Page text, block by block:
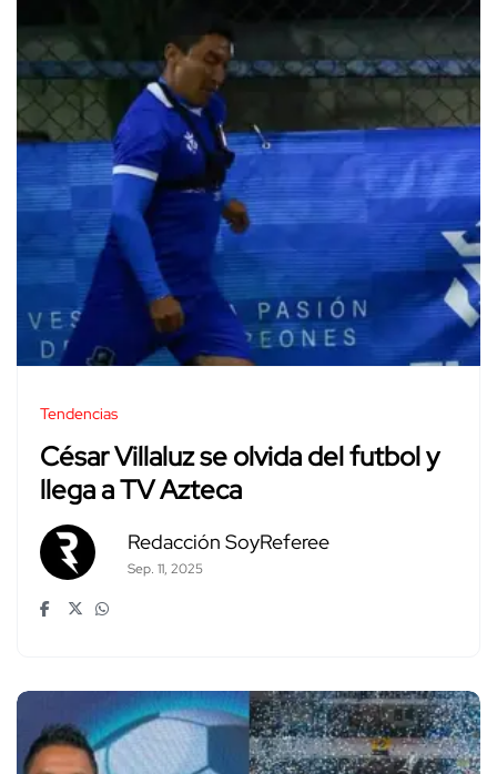
Tendencias
César Villaluz se olvida del futbol y
llega a TV Azteca
Redacción SoyReferee
Sep. 11, 2025